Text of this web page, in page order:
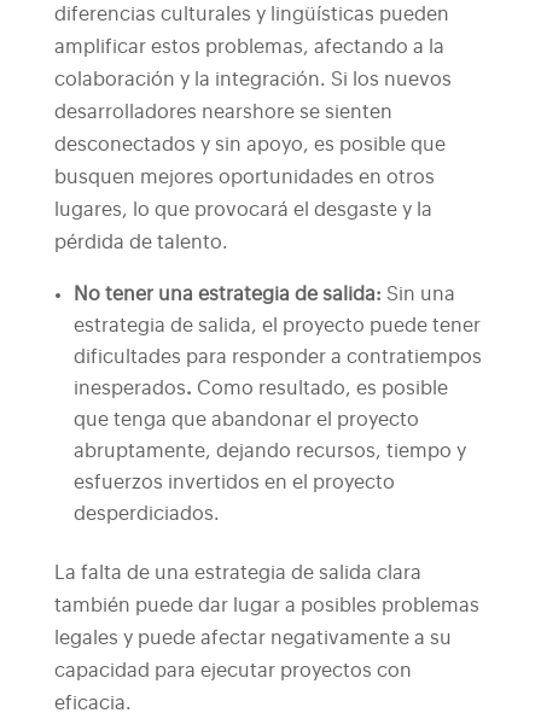
diferencias culturales y lingüísticas pueden
amplificar estos problemas, afectando a la
colaboración y la integración. Si los nuevos
desarrolladores nearshore se sienten
desconectados y sin apoyo, es posible que
busquen mejores oportunidades en otros
lugares, lo que provocará el desgaste y la
pérdida de talento.
No tener una estrategia de salida: Sin una
estrategia de salida, el proyecto puede tener
dificultades para responder a contratiempos
inesperados. Como resultado, es posible
que tenga que abandonar el proyecto
abruptamente, dejando recursos, tiempo y
esfuerzos invertidos en el proyecto
desperdiciados.
La falta de una estrategia de salida clara
también puede dar lugar a posibles problemas
legales y puede afectar negativamente a su
capacidad para ejecutar proyectos con
eficacia.